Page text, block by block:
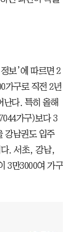
보’에 따르면 2
가구로 직전 2년
난다. 특히 올해
가구)보다 3
강남권도 입주
. 서초, 강남,
3만3000여 가구